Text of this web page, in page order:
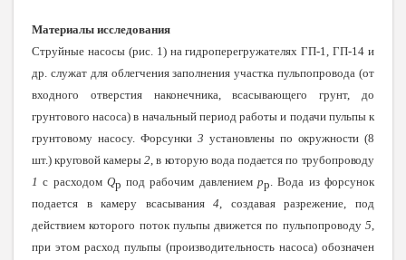
Материалы исследования
Струйные насосы (рис. 1) на гидроперегружателях ГП-1, ГП-14 и
др. служат для облегчения заполнения участка пульпопровода (от
входного отверстия наконечника, всасывающего грунт, до
грунтового насоса) в начальный период работы и подачи пульпы к
грунтовому насосу. Форсунки3 установлены по окружности (8
шт.) круговой камеры 2, в которую вода подается по трубопроводу
1 с расходом Qр под рабочим давлениемpр . Вода из форсунок
подается в камеру всасывания4 , создавая разрежение, под
действием которого поток пульпы движется по пульпопроводу 5
при этом расход пульпы (производительность насоса) обозначен